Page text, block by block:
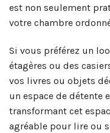
est non seulement
votre chambre
Si vous préférez un
étagères ou des
vos livres ou objets
un espace de détente
transformant cet
agréable pour lire ou